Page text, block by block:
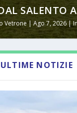
SALENTO
Vetrone|Ago 7, 2026|
NOTIZIE